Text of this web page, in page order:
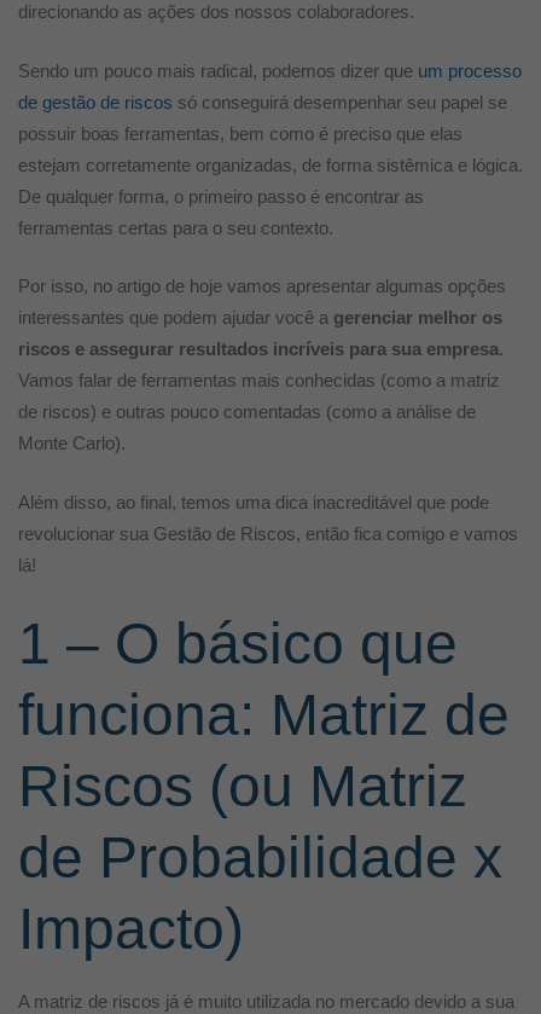
direcionando as ações dos nossos colaboradores.
Sendo um pouco mais radical, podemos dizer que um processo
de gestão de riscos só conseguirá desempenhar seu papel se
possuir boas ferramentas, bem como é preciso que elas
estejam corretamente organizadas, de forma sistêmica e lógica.
De qualquer forma, o primeiro passo é encontrar as
ferramentas certas para o seu contexto.
Por isso, no artigo de hoje vamos apresentar algumas opções
interessantes que podem ajudar você a gerenciar melhor os
riscos e assegurar resultados incríveis para sua empresa.
Vamos falar de ferramentas mais conhecidas (como a matriz
de riscos) e outras pouco comentadas (como a análise de
Monte Carlo).
Além disso, ao final, temos uma dica inacreditável que pode
revolucionar sua Gestão de Riscos, então fica comigo e vamos
lá!
1 – O básico que
funciona: Matriz de
Riscos (ou Matriz
de Probabilidade x
Impacto)
A matriz de riscos já é muito utilizada no mercado devido a sua